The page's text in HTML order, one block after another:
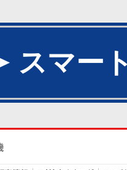
スマー